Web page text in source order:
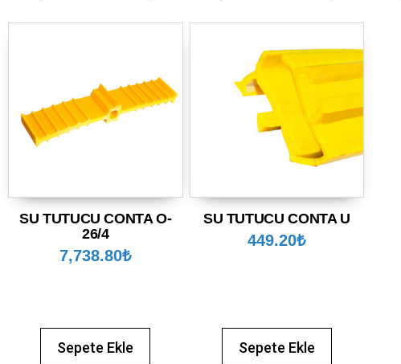
SU TUTUCU CONTA O-
26/4
7,738.80₺
Sepete Ekle
SU TUTUCU CONTA U
449.20₺
Sepete Ekle